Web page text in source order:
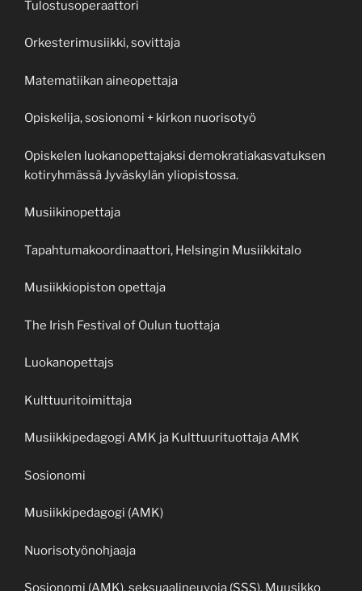
Tulostusoperaattori
Orkesterimusiikki, sovittaja
Matematiikan aineopettaja
Opiskelija, sosionomi + kirkon nuorisotyö
Opiskelen luokanopettajaksi demokratiakasvatuksen
kotiryhmässä Jyväskylän yliopistossa.
Musiikinopettaja
Tapahtumakoordinaattori, Helsingin Musiikkitalo
Musiikkiopiston opettaja
The Irish Festival of Oulun tuottaja
Luokanopettajs
Kulttuuritoimittaja
Musiikkipedagogi AMK ja Kulttuurituottaja AMK
Sosionomi
Musiikkipedagogi (AMK)
Nuorisotyönohjaaja
Sosionomi (AMK), seksuaalineuvoja (SSS), Muusikko